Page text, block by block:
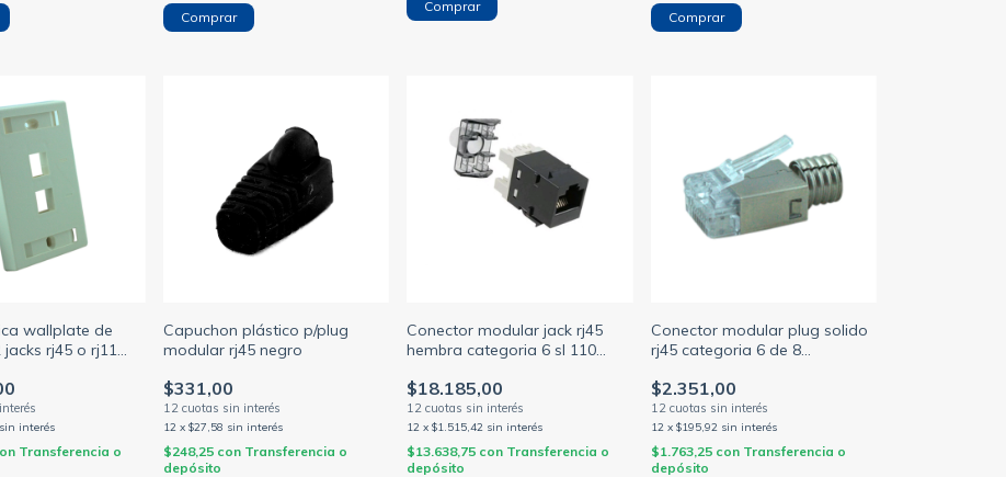
wallplate de
rj45 o rj11
sin interés
Transferencia o
Capuchon plástico p/plug
modular rj45 negro
$331,00
12 x $27,58 sin interés
$248,25 con Transferencia o
depósito
Conector modular jack rj45
hembra categoria 6 sl 110
$18.185,00
12 x$1.515,42 sin interés
$13.638,75 con Transferencia o
depósito
Conector modular plug solido
rj45 categoria 6 de 8
$2.351,00
12 x $195,92 sin interés
$1.763,25 con Transferencia o
depósito